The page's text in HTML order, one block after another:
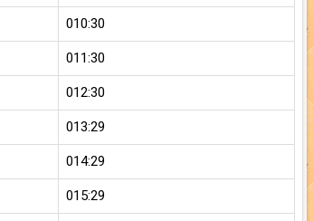
010:30
011:30
012:30
013:29
014:29
015:29